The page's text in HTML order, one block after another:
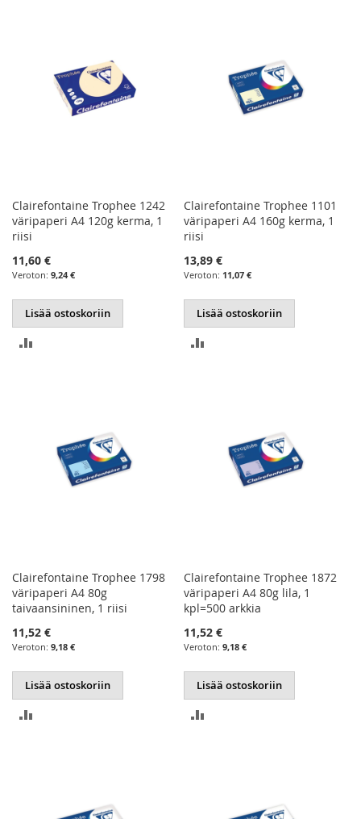
Clairefontaine Trophee 1242
väripaperi A4 120g kerma, 1
riisi
11,60 €
9,24 €
Lisää ostoskoriin
Clairefontaine Trophee 1101
väripaperi A4 160g kerma, 1
riisi
13,89 €
11,07 €
Lisää ostoskoriin
Clairefontaine Trophee 1798
väripaperi A4 80g
taivaansininen, 1 riisi
11,52 €
9,18 €
Lisää ostoskoriin
Clairefontaine Trophee 1872
väripaperi A4 80g lila, 1
kpl=500 arkkia
11,52 €
9,18 €
Lisää ostoskoriin